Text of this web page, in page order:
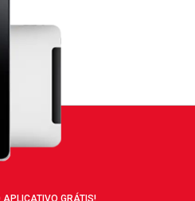
APLICATIVO GRÁTIS!